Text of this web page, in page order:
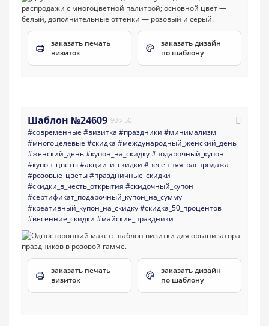
заказать печать
визиток
заказать дизайн
по шаблону
Шаблон №24609 90 x 50
#современные #визитка #праздники #минимализм
#многоцелевые #скидка #международный_женский_день
#женский_день#купон_на_скидку#подарочный_купон
#купон_цветы#акции_и_скидки #весенняя_распродажа
#розовые_цветы#праздничные_скидки
#скидки_в_честь_открытия #скидочный_купон
#сертификат_подарочный_купон_на_сумму
#креативный_купон_на_скидку#скидка_50_процентов
#весенние_скидки #майские_праздники
заказать печать
визиток
заказать дизайн
по шаблону